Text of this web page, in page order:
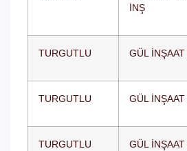
İNŞ
TURGUTLU GÜL İNŞAAT
TURGUTLU GÜL İNŞAAT
TURGUTLU GÜL İNŞAAT